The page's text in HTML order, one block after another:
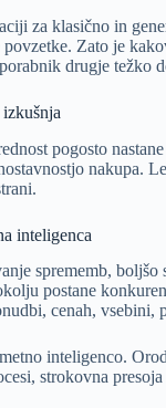
za klasično in
Zato je
drugje težko
pogosto
nakupa.
inteligenca
sprememb,
postane
cenah, vsebini,
inteligenco.
strokovna